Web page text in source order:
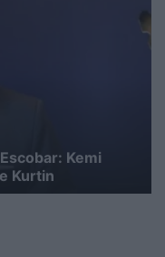
Kemi
Kurtin